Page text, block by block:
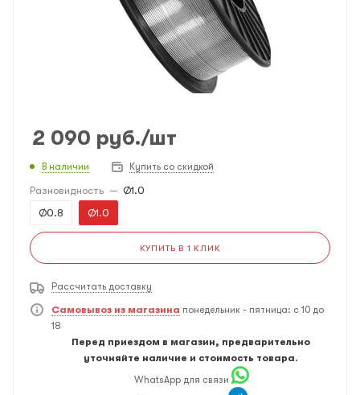
2 090 руб./шт
В наличии Купить со скидкой
Разновидность — Ø1.0
Ø0.8
Ø1.0
КУПИТЬ В 1 КЛИК
Рассчитать доставку
Самовывоз из магазина понедельник - пятница: с 10 до
18
Перед приездом в магазин, предварительно
уточняйте наличие и стоимость товара.
WhatsApp для связи